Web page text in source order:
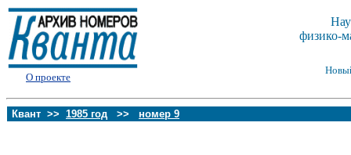
О проекте
физико-
Квант >> 1985 год >> номер 9